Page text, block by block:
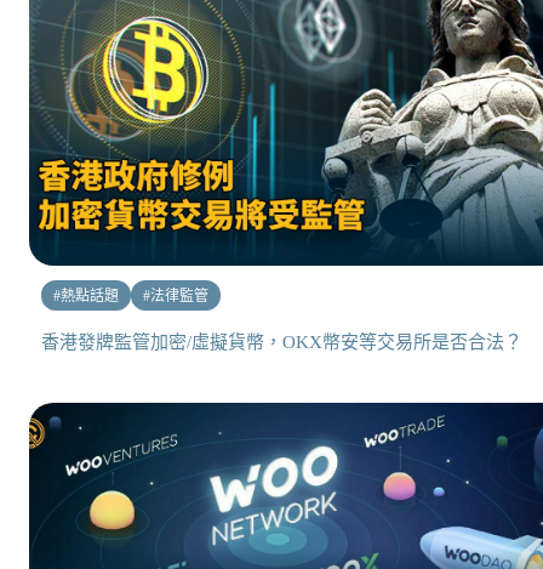
#熱點話題 #法律監管
香港發牌監管加密/虛擬貨幣，OKX幣安等交易所是否合法？